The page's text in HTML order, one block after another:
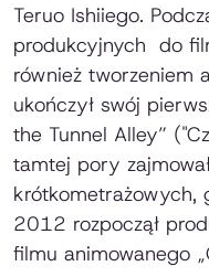
Teruo Ishiiego.
produkcyjnych do
również tworzeniem
ukończył swój
the Tunnel Alley”
tamtej pory
krótkometrażowych,
2012 rozpoczął
filmu animowanego